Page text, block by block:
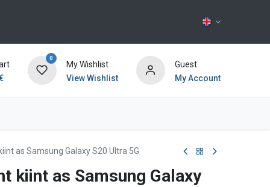
0
My Wishlist
View Wishlist
Guest
My Account
as Samsung Galaxy S20 Ultra 5G
kiint as Samsung Galaxy